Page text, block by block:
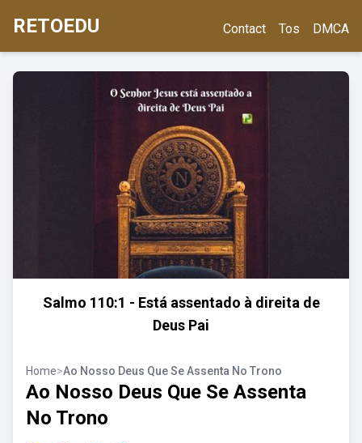
RETOEDU Contact Tos DMCA
Salmo 110:1 - Está assentado à direita de
Deus Pai
Home>Ao Nosso Deus Que Se Assenta No Trono
Ao Nosso Deus Que Se Assenta
No Trono